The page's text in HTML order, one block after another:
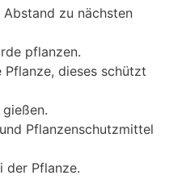
zu nächsten
pflanzen.
dieses schützt
Pflanzenschutzmittel
der Pflanze.